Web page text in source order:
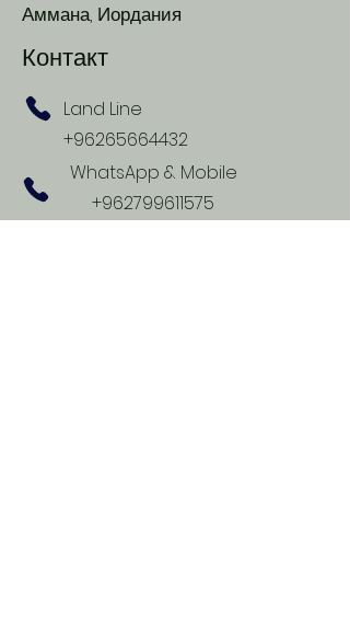
Аммана, Иордания
Контакт
Land Line
+96265664432
WhatsApp & Mobile
+962799611575